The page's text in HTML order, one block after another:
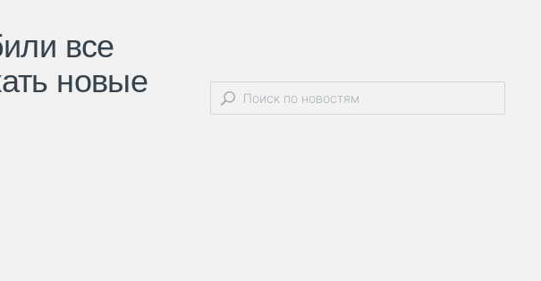
все
новые